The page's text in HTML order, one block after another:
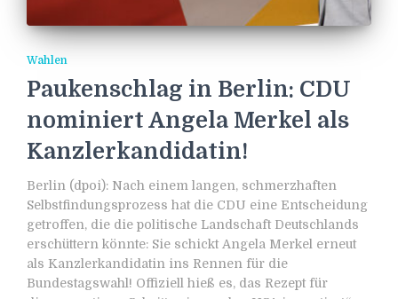
Wahlen
Paukenschlag in Berlin: CDU
nominiert Angela Merkel als
Kanzlerkandidatin!
Berlin (dpoi): Nach einem langen, schmerzhaften
Selbstfindungsprozess hat die CDU eine Entscheidung
getroffen, die die politische Landschaft Deutschlands
erschüttern könnte: Sie schickt Angela Merkel erneut
als Kanzlerkandidatin ins Rennen für die
Bundestagswahl! Offiziell hieß es, das Rezept für